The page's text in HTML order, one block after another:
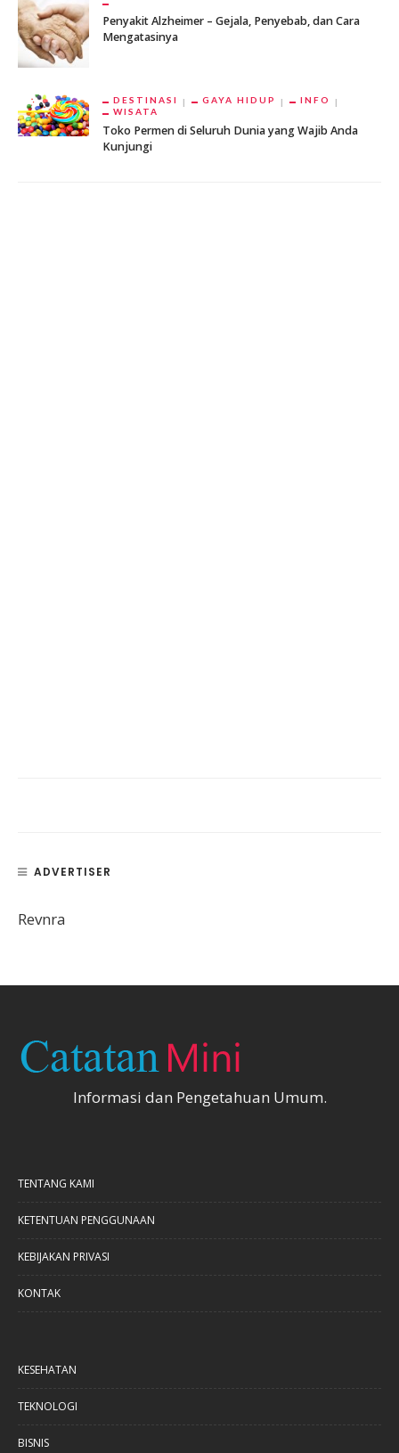
Penyakit Alzheimer – Gejala, Penyebab, dan Cara
Mengatasinya
DESTINASI GAYA HIDUP
INFO
WISATA
Toko Permen di Seluruh Dunia yang Wajib Anda
Kunjungi
ADVERTISER
Revnra
Informasi dan Pengetahuan Umum.
TENTANG KAMI
KETENTUAN PENGGUNAAN
KEBIJAKAN PRIVASI
KONTAK
KESEHATAN
TEKNOLOGI
BISNIS